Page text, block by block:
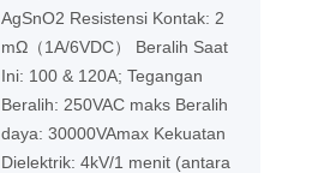
AgSnO2 Resistensi Kontak: 2
mΩ（1A/6VDC） Beralih Saat
Ini: 100 & 120A; Tegangan
Beralih: 250VAC maks Beralih
daya: 30000VAmax Kekuatan
Dielektrik: 4kV/1 menit (antara